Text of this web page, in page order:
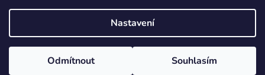
Nastavení
Odmítnout Souhlasím